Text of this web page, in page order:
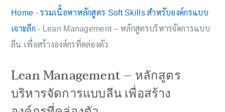
Home -รวมเนื้อหาหลักสูตร Soft Skills สำหรับองค์กรแบบ
เจาะลึก - Lean Management – หลักสูตรบริหารจัดการแบบ
ลีน เพื่อสร้างองค์กรที่คล่องตัว
Lean Management – หลักสูตร
บริหารจัดการแบบลีน เพื่อสร้าง